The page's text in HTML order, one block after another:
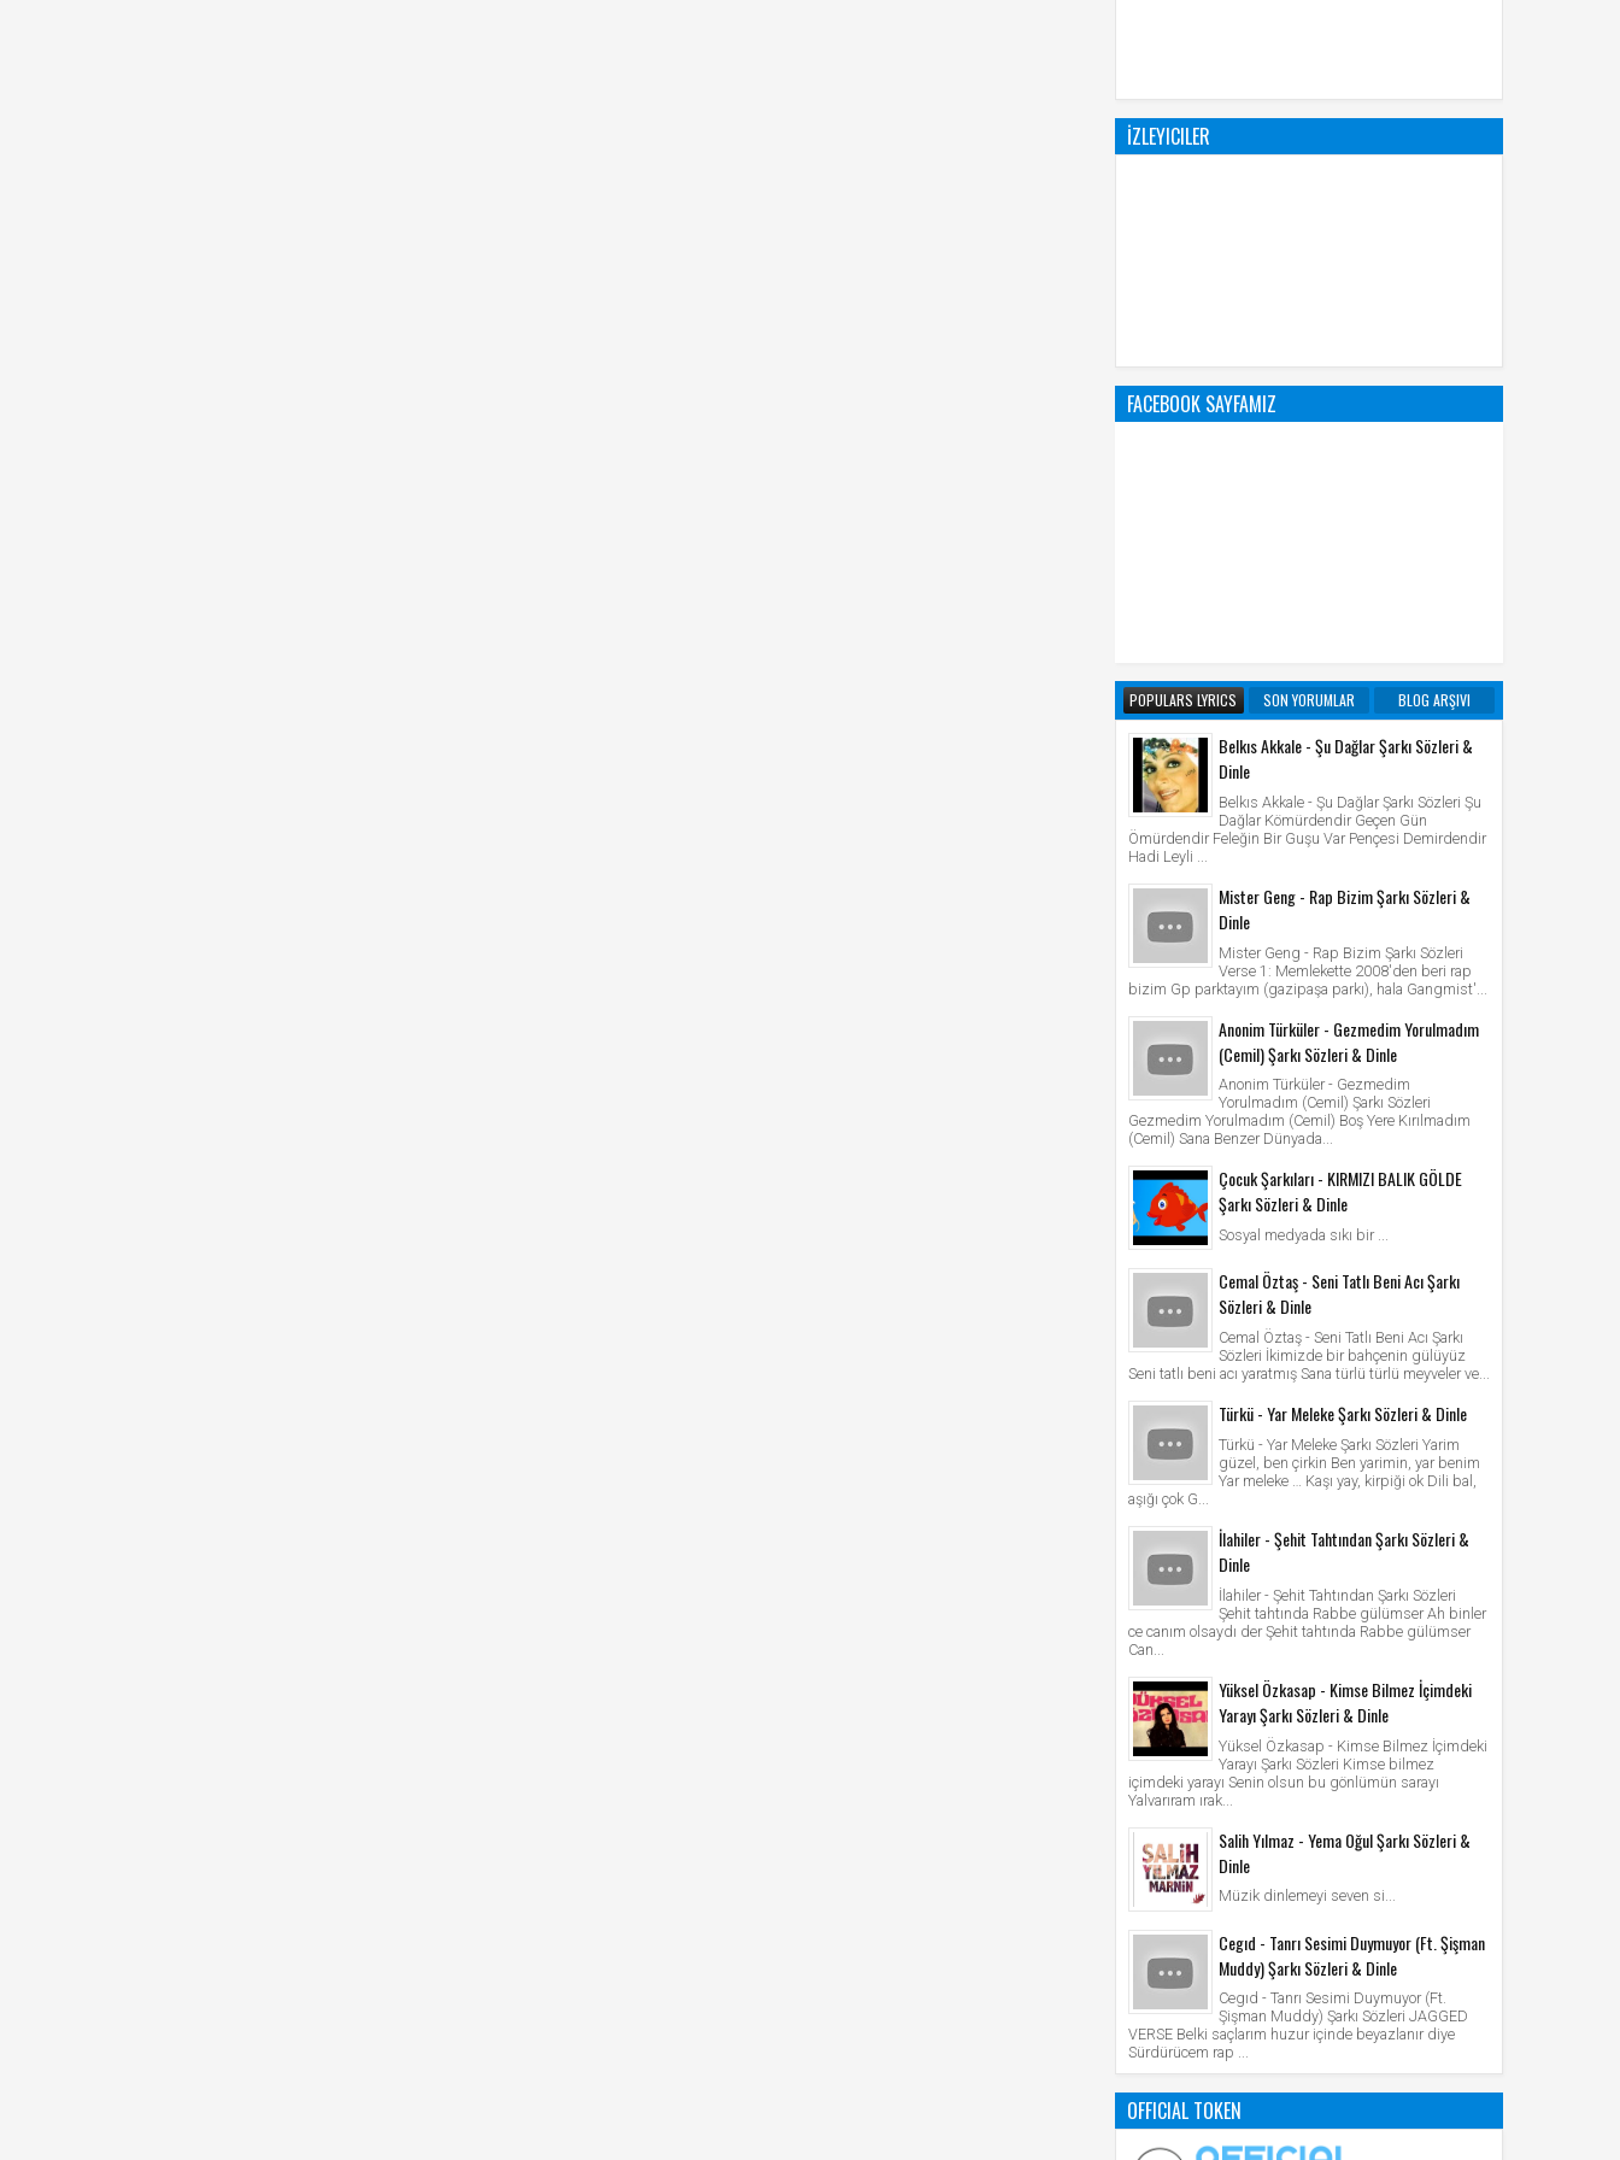
İZLEYICILER
FACEBOOK SAYFAMIZ
POPULARS LYRICS SON YORUMLAR BLOG ARŞIVI
Belkıs Akkale - Şu Dağlar Şarkı Sözleri &
Dinle
Belkıs Akkale - Şu Dağlar Şarkı Sözleri Şu
Dağlar Kömürdendir Geçen Gün
Ömürdendir Feleğin Bir Guşu Var Pençesi Demirdendir
Hadi Leyli ...
Mister Geng - Rap Bizim Şarkı Sözleri &
Dinle
Mister Geng - Rap Bizim Şarkı Sözleri
Verse 1: Memlekette 2008'den beri rap
bizim Gp parktayım (gazipaşa parkı), hala Gangmist'...
Anonim Türküler - Gezmedim Yorulmadım
(Cemil) Şarkı Sözleri & Dinle
Anonim Türküler - Gezmedim
Yorulmadım (Cemil) Şarkı Sözleri
Gezmedim Yorulmadım (Cemil) Boş Yere Kırılmadım
(Cemil) Sana Benzer Dünyada...
Çocuk Şarkıları - KIRMIZI BALIK GÖLDE
Şarkı Sözleri & Dinle
Sosyal medyada sıkı bir ...
Cemal Öztaş - Seni Tatlı Beni Acı Şarkı
Sözleri & Dinle
Cemal Öztaş - Seni Tatlı Beni Acı Şarkı
Sözleri İkimizde bir bahçenin gülüyüz
Seni tatlı beni acı yaratmış Sana türlü türlü meyveler ve...
Türkü - Yar Meleke Şarkı Sözleri & Dinle
Türkü - Yar Meleke Şarkı Sözleri Yarim
güzel, ben çirkin Ben yarimin, yar benim
Yar meleke … Kaşı yay, kirpiği ok Dili bal,
aşığı çok G...
İlahiler - Şehit Tahtından Şarkı Sözleri &
Dinle
İlahiler - Şehit Tahtından Şarkı Sözleri
Şehit tahtında Rabbe gülümser Ah binler
ce canım olsaydı der Şehit tahtında Rabbe gülümser
Can...
Yüksel Özkasap - Kimse Bilmez İçimdeki
Yarayı Şarkı Sözleri & Dinle
Yüksel Özkasap - Kimse Bilmez İçimdeki
Yarayı Şarkı Sözleri Kimse bilmez
içimdeki yarayı Senin olsun bu gönlümün sarayı
Yalvarıram ırak...
Salih Yılmaz - Yema Oğul Şarkı Sözleri &
Dinle
Müzik dinlemeyi seven si...
Cegıd - Tanrı Sesimi Duymuyor (Ft. Şişman
Muddy) Şarkı Sözleri & Dinle
Cegıd - Tanrı Sesimi Duymuyor (Ft.
Şişman Muddy) Şarkı Sözleri JAGGED
VERSE Belki saçlarım huzur içinde beyazlanır diye
Sürdürücem rap ...
OFFICIAL TOKEN